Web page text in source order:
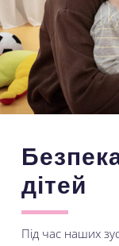
дітей
Під час наших